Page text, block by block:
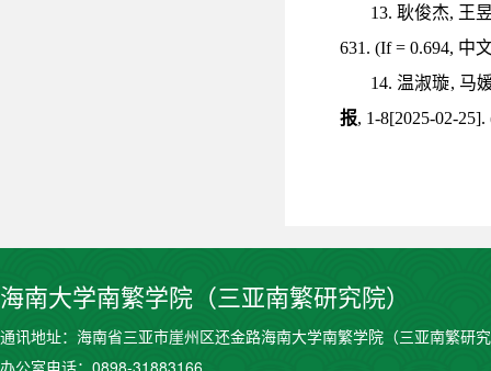
13. 耿俊杰, 王
631. (If = 0.694, 中
14.温淑璇, 马
报, 1-8[2025-02-
海南大学南繁学院（三亚南繁研究院）
通讯地址：海南省三亚市崖州区还金路海南大学南繁学院（三亚南繁研
办公室电话：0898-31883166